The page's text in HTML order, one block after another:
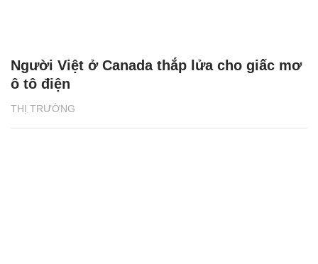
THỊ TRƯỜNG
Người Việt ở Canada thắp lửa cho giấc mơ
ô tô điện